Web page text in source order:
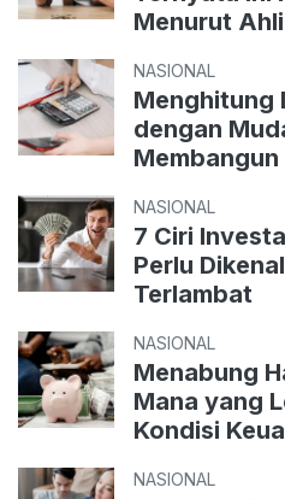
Menurut Ahli
NASIONAL
Menghitung
dengan
NASIONAL
7 Ciri
Perlu
Terlambat
NASIONAL
Menabung
Mana yang
Kondisi
NASIONAL